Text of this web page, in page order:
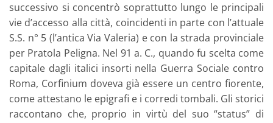
successivo si concentrò soprattutto lungo le principali
vie d’accesso alla città, coincidenti in parte con l’attuale
S.S. n° 5 (l’antica Via Valeria) e con la strada provinciale
per Pratola Peligna. Nel 91 a. C., quando fu scelta come
capitale dagli italici insorti nella Guerra Sociale contro
Roma, Corfinium doveva già essere un centro fiorente,
come attestano le epigrafi e i corredi tombali. Gli storici
raccontano che, proprio in virtù del suo “status” di